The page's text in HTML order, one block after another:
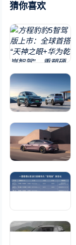
猜你喜欢